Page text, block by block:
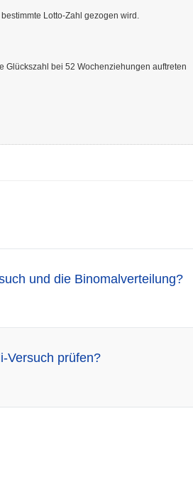
Lotto-Zahl gezogen wird.
Glückszahl bei 52 Wochenziehungen auftreten
und die Binomalverteilung?
Versuch prüfen?